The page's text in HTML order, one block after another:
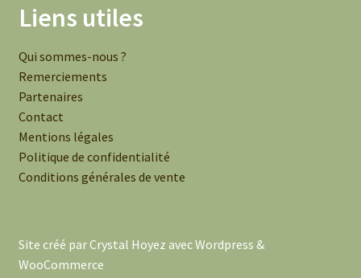
Liens utiles
Qui sommes-nous ?
Remerciements
Partenaires
Contact
Mentions légales
Politique de confidentialité
Conditions générales de vente
Site créé par Crystal Hoyez avec Wordpress &
WooCommerce